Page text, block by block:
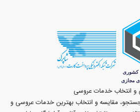
و انتخاب خدمات عروسی
مقایسه و انتخاب بهترین خدمات عروسی و